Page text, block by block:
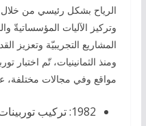
الرياح بشكل رئيسي من خلال
وتركيز الآليات المؤسساتيةّ
المشاريع التجريبيّة وتعزيز
ومنذ الثمانينيات، تّم اختبار
مواقع وفي مجالات مختلفة،